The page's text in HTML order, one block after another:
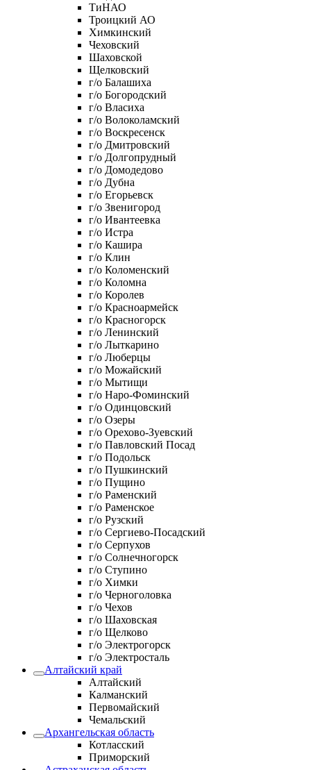
ТиНАО
Троицкий АО
Химкинский
Чеховский
Шаховской
Щелковский
г/о Балашиха
г/о Богородский
г/о Власиха
г/о Волоколамский
г/о Воскресенск
г/о Дмитровский
г/о Долгопрудный
г/о Домодедово
г/о Дубна
г/о Егорьевск
г/о Звенигород
г/о Ивантеевка
г/о Истра
г/о Кашира
г/о Клин
г/о Коломенский
г/о Коломна
г/о Королев
г/о Красноармейск
г/о Красногорск
г/о Ленинский
г/о Лыткарино
г/о Люберцы
г/о Можайский
г/о Мытищи
г/о Наро-Фоминский
г/о Одинцовский
г/о Озеры
г/о Орехово-Зуевский
г/о Павловский Посад
г/о Подольск
г/о Пушкинский
г/о Пущино
г/о Раменский
г/о Раменское
г/о Рузский
г/о Сергиево-Посадский
г/о Серпухов
г/о Солнечногорск
г/о Ступино
г/о Химки
г/о Черноголовка
г/о Чехов
г/о Шаховская
г/о Щелково
г/о Электрогорск
г/о Электросталь
Алтайский край
Алтайский
Калманский
Первомайский
Чемальский
Архангельская область
Котласский
Приморский